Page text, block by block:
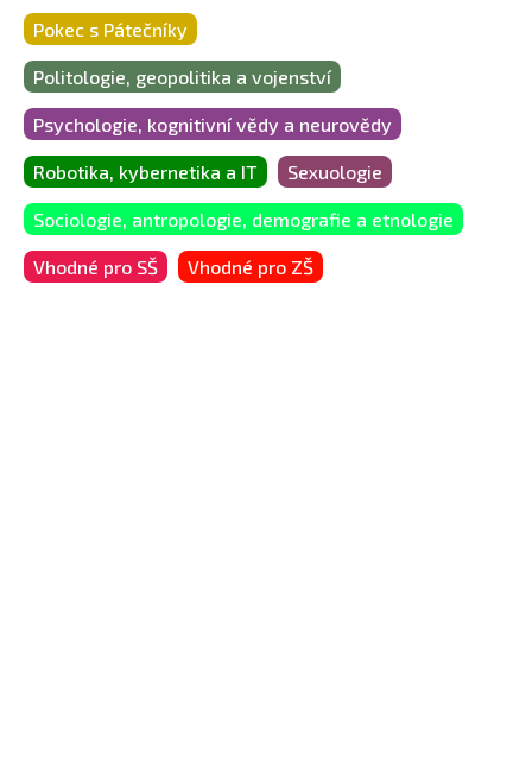
Pokec s Pátečníky
Politologie, geopolitika a vojenství
Psychologie, kognitivní vědy a neurovědy
Robotika, kybernetika a IT Sexuologie
Sociologie, antropologie, demografie a etnologie
Vhodné pro SŠ Vhodné pro ZŠ